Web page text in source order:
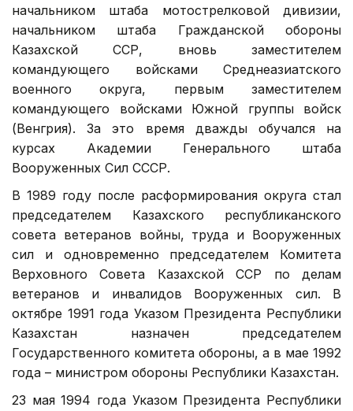
начальником штаба мотострелковой дивизии,
начальником штаба Гражданской обороны
Казахской ССР, вновь заместителем
командующего войсками Среднеазиатского
военного округа, первым заместителем
командующего войсками Южной группы войск
(Венгрия). За это время дважды обучался на
курсах Академии Генерального штаба
Вооруженных Сил СССР.
В 1989 году после расформирования округа стал
председателем Казахского республиканского
совета ветеранов войны, труда и Вооруженных
сил и одновременно председателем Комитета
Верховного Совета Казахской ССР по делам
ветеранов и инвалидов Вооруженных сил. В
октябре 1991 года Указом Президента Республики
Казахстан назначен председателем
Государственного комитета обороны, а в мае 1992
года – министром обороны Республики Казахстан.
23 мая 1994 года Указом Президента Республики